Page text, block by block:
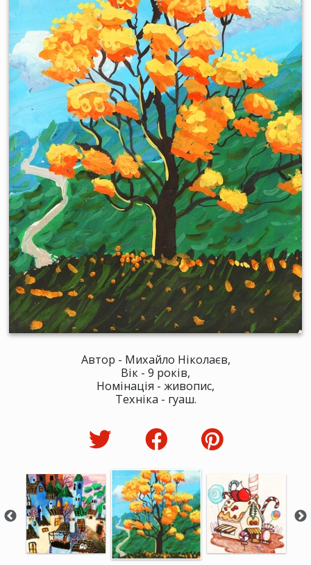
Автор - Михайло Ніколаєв,
Вік - 9 років,
Номінація - живопис,
Техніка - гуаш.